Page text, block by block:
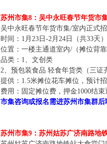
苏州市集8：吴中永旺春节年货市
吴中永旺春节年货市集/室内正式招
时间：1月23日-2月24日（共33天
位置：一楼主通道室内/（摊位背靠
品类：1、文创类
2、预包装食品 轻食年货类（三证
提供：1.5米摊位花车摊位，预计
费用：固定摊位费，押金1000结束
市集咨询或报名需进苏州市集群
苏州市集9：苏州姑苏广济南路地